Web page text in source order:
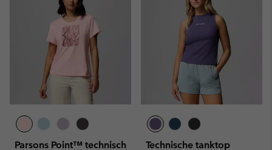
Parsons Point™ technisch
Technische tanktop